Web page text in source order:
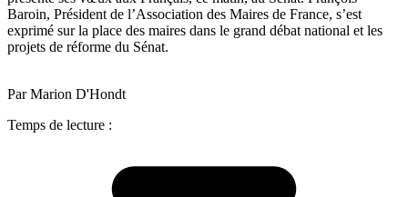
Baroin, Président de l’Association des Maires de France, s’est
exprimé sur la place des maires dans le grand débat national et les
projets de réforme du Sénat.
Par Marion D'Hondt
Temps de lecture :